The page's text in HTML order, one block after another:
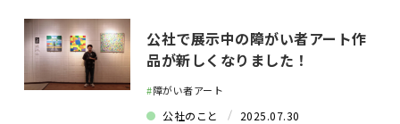
公社で展示中の障がい者アート作
品が新しくなりました！
#障がい者アート
公社のこと 2025.07.30